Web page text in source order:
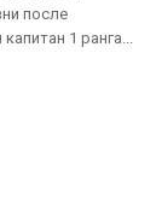
после
1 ранга...